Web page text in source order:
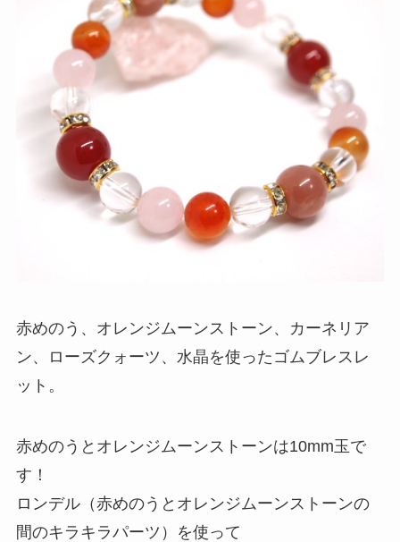
赤めのう、オレンジムーンストーン、カーネリア
ン、ローズクォーツ、水晶を使ったゴムブレスレ
ット。
赤めのうとオレンジムーンストーンは10mm玉で
す！
ロンデル（赤めのうとオレンジムーンストーンの
間のキラキラパーツ）を使って